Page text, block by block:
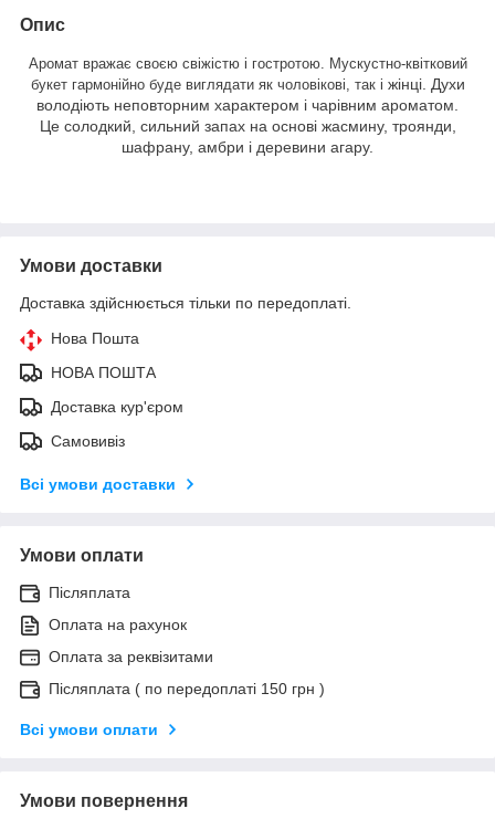
Опис
Аромат вражає своєю свіжістю і гостротою. Мускустно-квітковий
букет гармонійно буде виглядати як чоловікові, так і жінці. Духи
володіють неповторним характером і чарівним ароматом.
Це солодкий, сильний запах на основі жасмину, троянди,
шафрану, амбри і деревини агару.
Умови доставки
Доставка здійснюється тільки по передоплаті.
Нова Пошта
НОВА ПОШТА
Доставка кур'єром
Самовивіз
Всі умови доставки
Умови оплати
Післяплата
Оплата на рахунок
Оплата за реквізитами
Післяплата ( по передоплаті 150 грн )
Всі умови оплати
Умови повернення